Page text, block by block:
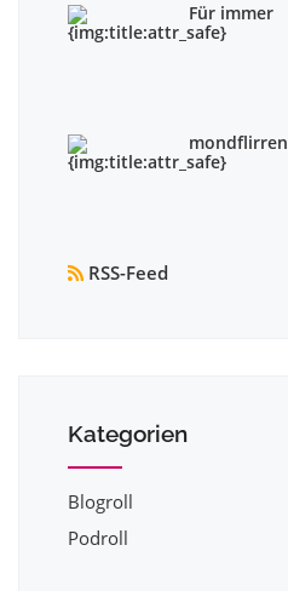
Für immer
mondflirren
RSS-Feed
Kategorien
Blogroll
Podroll